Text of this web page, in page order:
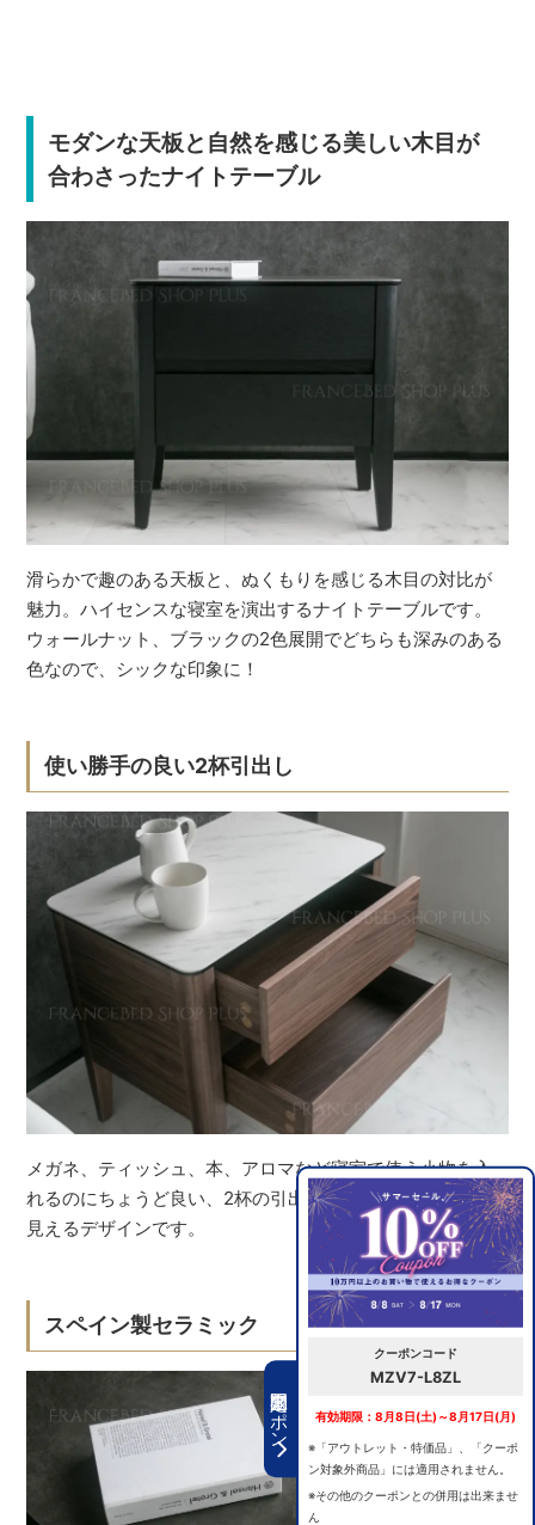
期間限定クーポン
クーポンコード
MZV7-L8ZL
有効期限：8月8日(土)～8月17日(月)
※「アウトレット・特価品」、「クーポ
ン対象外商品」には適用されません。
※その他のクーポンとの併用は出来ませ
ん
モダンな天板と自然を感じる美しい木目が
合わさったナイトテーブル
滑らかで趣のある天板と、ぬくもりを感じる木目の対比が
魅力。ハイセンスな寝室を演出するナイトテーブルです。
ウォールナット、ブラックの2色展開でどちらも深みのある
色なので、シックな印象に！
使い勝手の良い2杯引出し
メガネ、ティッシュ、本、アロマなど寝室で使う小物を入
れるのにちょうど良い、2杯の引出し。引出しの中も木目が
見えるデザインです。
スペイン製セラミック